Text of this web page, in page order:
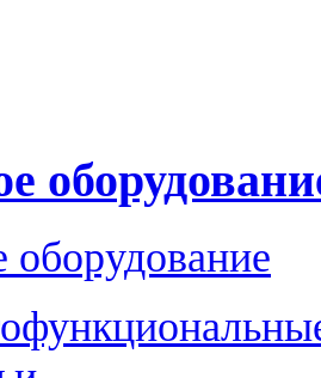
оборудование